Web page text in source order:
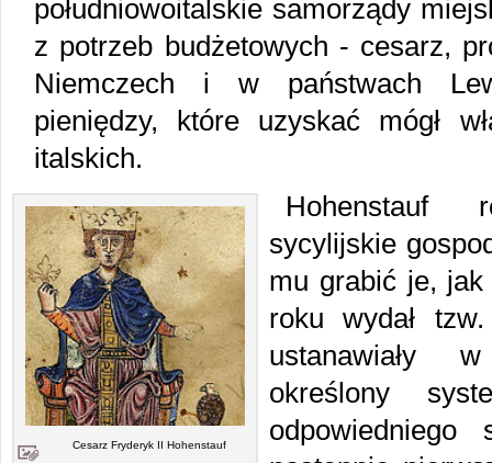
południowoitalskie samorządy
z potrzeb budżetowych - cesarz,
Niemczech i w państwach
pieniędzy, które uzyskać mógł
italskich.
Cesarz Fryderyk II Hohenstauf
Hohenstauf
sycylijskie
mu grabić je, jak
roku wydał
ustanawiały
określony